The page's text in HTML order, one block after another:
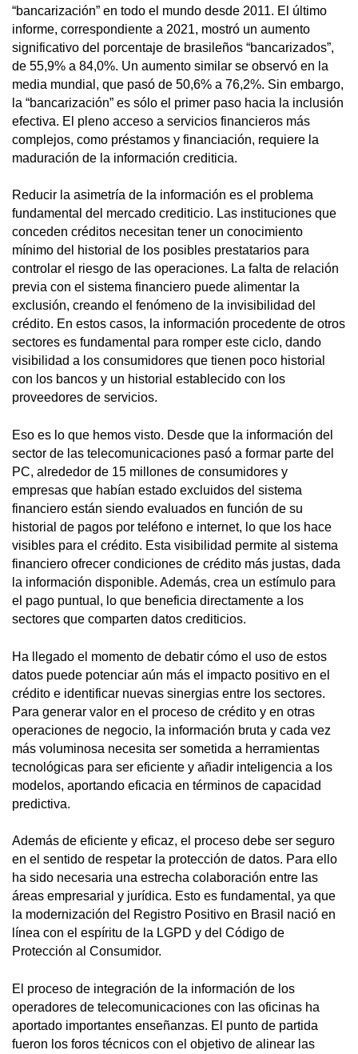
“bancarización” en todo el mundo desde 2011. El último
informe, correspondiente a 2021, mostró un aumento
significativo del porcentaje de brasileños “bancarizados”,
de 55,9% a 84,0%. Un aumento similar se observó en la
media mundial, que pasó de 50,6% a 76,2%. Sin embargo,
la “bancarización” es sólo el primer paso hacia la inclusión
efectiva. El pleno acceso a servicios financieros más
complejos, como préstamos y financiación, requiere la
maduración de la información crediticia.
Reducir la asimetría de la información es el problema
fundamental del mercado crediticio. Las instituciones que
conceden créditos necesitan tener un conocimiento
mínimo del historial de los posibles prestatarios para
controlar el riesgo de las operaciones. La falta de relación
previa con el sistema financiero puede alimentar la
exclusión, creando el fenómeno de la invisibilidad del
crédito. En estos casos, la información procedente de otros
sectores es fundamental para romper este ciclo, dando
visibilidad a los consumidores que tienen poco historial
con los bancos y un historial establecido con los
proveedores de servicios.
Eso es lo que hemos visto. Desde que la información del
sector de las telecomunicaciones pasó a formar parte del
PC, alrededor de 15 millones de consumidores y
empresas que habían estado excluidos del sistema
financiero están siendo evaluados en función de su
historial de pagos por teléfono e internet, lo que los hace
visibles para el crédito. Esta visibilidad permite al sistema
financiero ofrecer condiciones de crédito más justas, dada
la información disponible. Además, crea un estímulo para
el pago puntual, lo que beneficia directamente a los
sectores que comparten datos crediticios.
Ha llegado el momento de debatir cómo el uso de estos
datos puede potenciar aún más el impacto positivo en el
crédito e identificar nuevas sinergias entre los sectores.
Para generar valor en el proceso de crédito y en otras
operaciones de negocio, la información bruta y cada vez
más voluminosa necesita ser sometida a herramientas
tecnológicas para ser eficiente y añadir inteligencia a los
modelos, aportando eficacia en términos de capacidad
predictiva.
Además de eficiente y eficaz, el proceso debe ser seguro
en el sentido de respetar la protección de datos. Para ello
ha sido necesaria una estrecha colaboración entre las
áreas empresarial y jurídica. Esto es fundamental, ya que
la modernización del Registro Positivo en Brasil nació en
línea con el espíritu de la LGPD y del Código de
Protección al Consumidor.
El proceso de integración de la información de los
operadores de telecomunicaciones con las oficinas ha
aportado importantes enseñanzas. El punto de partida
fueron los foros técnicos con el objetivo de alinear las